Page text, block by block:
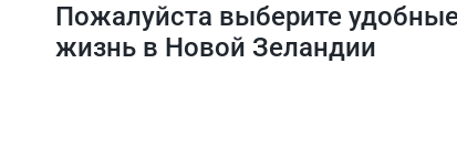
Пожалуйста выберите
жизнь в Новой Зеландии